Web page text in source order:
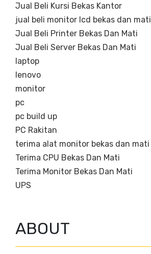
Jual Beli Kursi Bekas Kantor
jual beli monitor lcd bekas dan mati
Jual Beli Printer Bekas Dan Mati
Jual Beli Server Bekas Dan Mati
laptop
lenovo
monitor
pc
pc build up
PC Rakitan
terima alat monitor bekas dan mati
Terima CPU Bekas Dan Mati
Terima Monitor Bekas Dan Mati
UPS
ABOUT